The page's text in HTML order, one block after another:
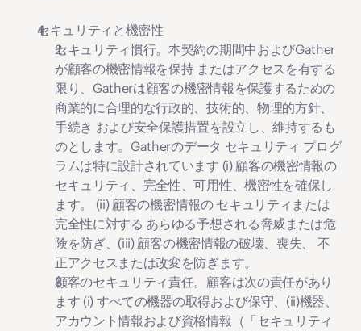
セキュリティと機密性
セキュリティ慣行。本契約の期間中およびGather
が顧客の機密情報を保持 またはアクセスを有する
限り、Gatherは顧客の機密情報を保護するための
商業的に合理的な行政的、技術的、物理的方針、
手続き および安全保護措置を設立し、維持するも
のとします。Gatherのデータ セキュリティ プログ
ラムは特に設計されています (i) 顧客の機密情報の
セキュリティ、完全性、可用性、機密性を確保し
ます。 (ii) 顧客の機密情報の セキュリティまたは
完全性に対する あらゆる予想される脅威または危
険を防ぎ、(iii) 顧客の機密情報の破壊、喪失、 不
正アクセスまたは改変を防ぎます。
顧客のセキュリティ責任。 顧客は次の責任があり
ます (i) すべての機器の取得および保守、(ii)機器、
アカウント情報および資格情報（「セキュリティ